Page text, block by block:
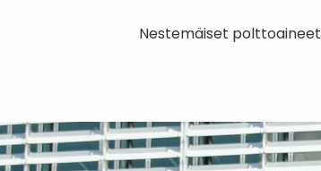
Nestemäiset polttoaineet